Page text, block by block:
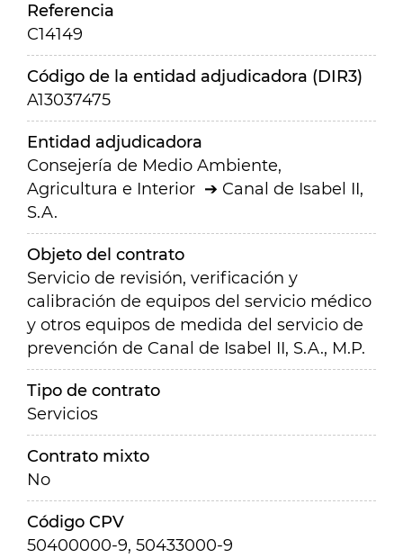
Referencia
C14149
Código de la entidad adjudicadora (DIR3)
A13037475
Entidad adjudicadora
Consejería de Medio Ambiente,
Agricultura e Interior
Canal de Isabel II,
S.A.
Objeto del contrato
Servicio de revisión, verificación y
calibración de equipos del servicio médico
y otros equipos de medida del servicio de
prevención de Canal de Isabel II, S.A., M.P.
Tipo de contrato
Servicios
Contrato mixto
No
Código CPV
50400000-9, 50433000-9